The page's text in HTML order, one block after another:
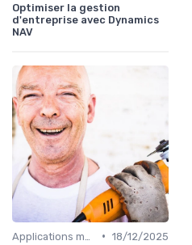
Optimiser la gestion
d'entreprise avec Dynamics
NAV
• 18/12/2025